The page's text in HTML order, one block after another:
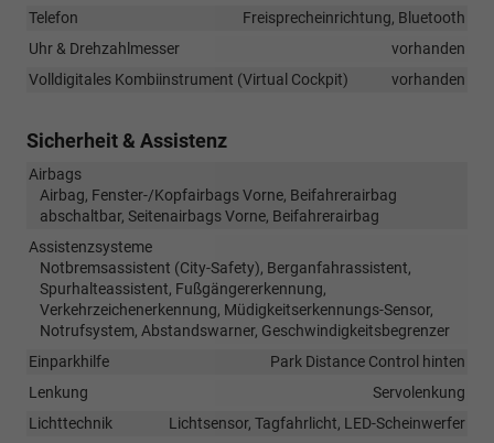
Telefon
Freisprecheinrichtung, Bluetooth
Uhr & Drehzahlmesser
vorhanden
Volldigitales Kombiinstrument (Virtual Cockpit)
vorhanden
Sicherheit & Assistenz
Airbags
Airbag, Fenster-/Kopfairbags Vorne, Beifahrerairbag
abschaltbar, Seitenairbags Vorne, Beifahrerairbag
Assistenzsysteme
Notbremsassistent (City-Safety), Berganfahrassistent,
Spurhalteassistent, Fußgängererkennung,
Verkehrzeichenerkennung, Müdigkeitserkennungs-Sensor,
Notrufsystem, Abstandswarner, Geschwindigkeitsbegrenzer
Einparkhilfe
Park Distance Control hinten
Lenkung
Servolenkung
Lichttechnik
Lichtsensor, Tagfahrlicht, LED-Scheinwerfer